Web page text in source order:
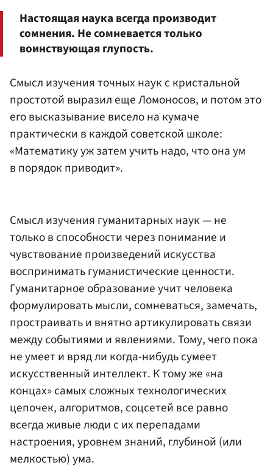
Настоящая наука всегда производит
сомнения. Не сомневается только
воинствующая глупость.
Смысл изучения точных наук с кристальной
простотой выразил еще Ломоносов, и потом это
его высказывание висело на кумаче
практически в каждой советской школе:
«Математику уж затем учить надо, что она ум
в порядок приводит».
Смысл изучения гуманитарных наук — не
только в способности через понимание и
чувствование произведений искусства
воспринимать гуманистические ценности.
Гуманитарное образование учит человека
формулировать мысли, сомневаться, замечать,
простраивать и внятно артикулировать связи
между событиями и явлениями. Тому, чего пока
не умеет и вряд ли когда-нибудь сумеет
искусственный интеллект. К тому же «на
концах» самых сложных технологических
цепочек, алгоритмов, соцсетей все равно
всегда живые люди с их перепадами
настроения, уровнем знаний, глубиной (или
мелкостью) ума.